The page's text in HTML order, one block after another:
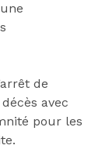
de
avec
pour les